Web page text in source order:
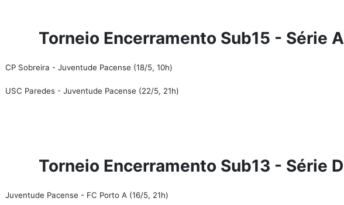
Torneio Encerramento Sub15 - Série A
CP Sobreira - Juventude Pacense (18/5, 10h)
USC Paredes - Juventude Pacense (22/5, 21h)
Torneio Encerramento Sub13 - Série D
Juventude Pacense - FC Porto A (16/5, 21h)